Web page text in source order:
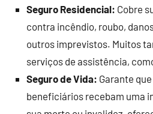
Seguro Residencial: Cobre
contra incêndio, roubo,
outros imprevistos. Muitos
serviços de assistência,
Seguro de Vida: Garante
beneficiários recebam uma